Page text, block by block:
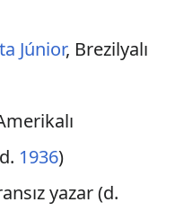
Júnior, Brezilyalı
1936)
yazar (d.